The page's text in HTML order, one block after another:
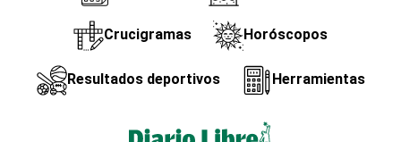
Crucigramas Horóscopos
Resultados deportivos Herramientas